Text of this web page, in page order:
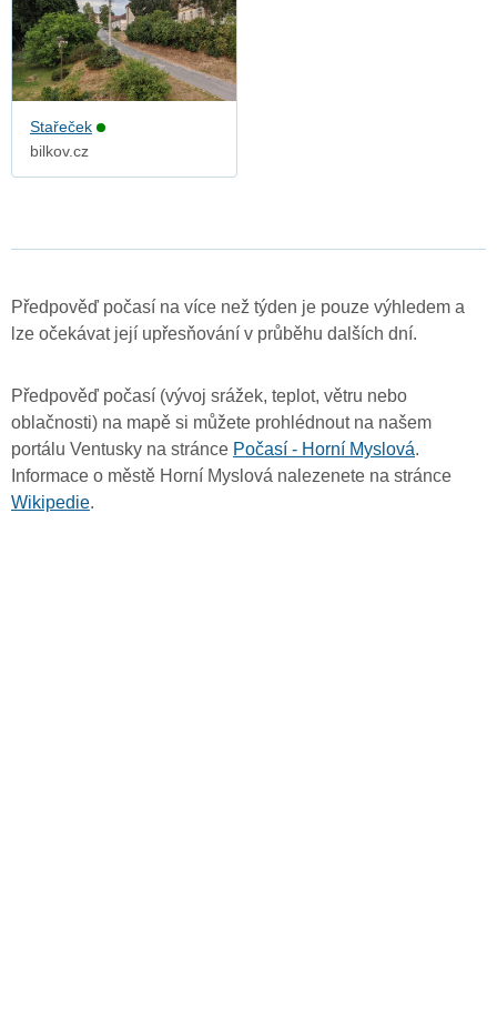
Stařeček
bilkov.cz
Předpověď počasí na více než týden je pouze výhledem a
lze očekávat její upřesňování v průběhu dalších dní.
Předpověď počasí (vývoj srážek, teplot, větru nebo
oblačnosti) na mapě si můžete prohlédnout na našem
portálu Ventusky na stránce Počasí - Horní Myslová.
Informace o městě Horní Myslová nalezenete na stránce
Wikipedie.